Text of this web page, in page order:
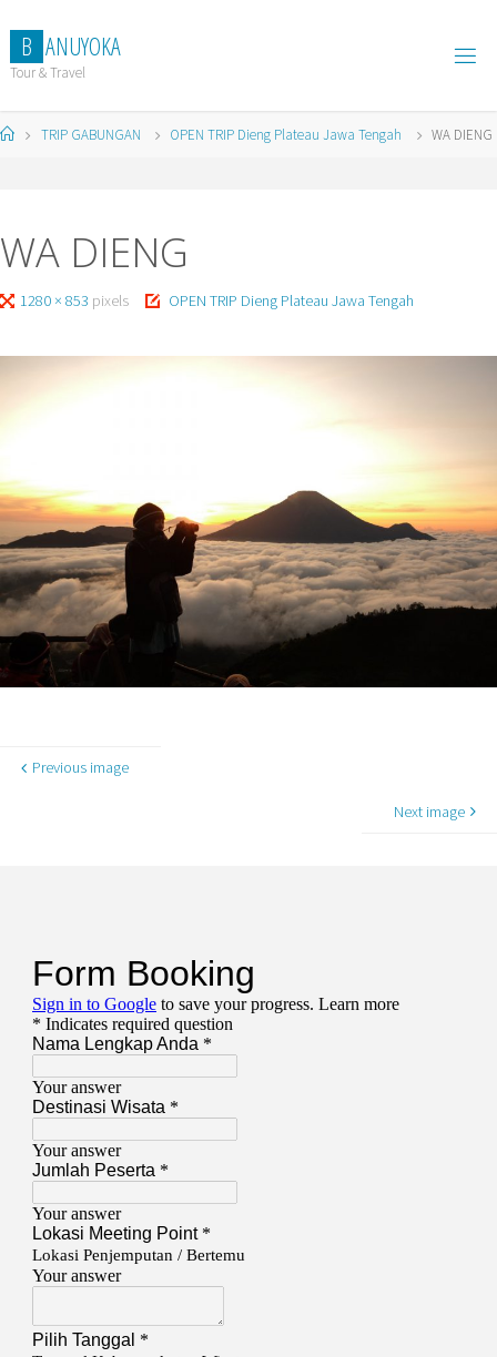
content
B ANUYOKA
Tour & Travel
HomeTRIP GABUNGAN OPEN TRIP Dieng Plateau Jawa Tengah WA DIENG
WA DIENG
Full 1280 × 853 pixels OPEN TRIP Dieng Plateau Jawa Tengah
Previous image
Next image